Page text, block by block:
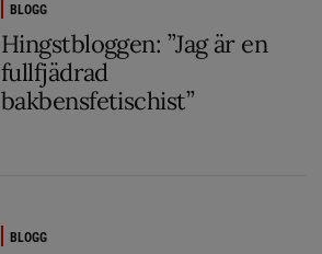
BLOGG
Hingstbloggen: ”Jag är en
fullfjädrad
bakbensfetischist”
BLOGG